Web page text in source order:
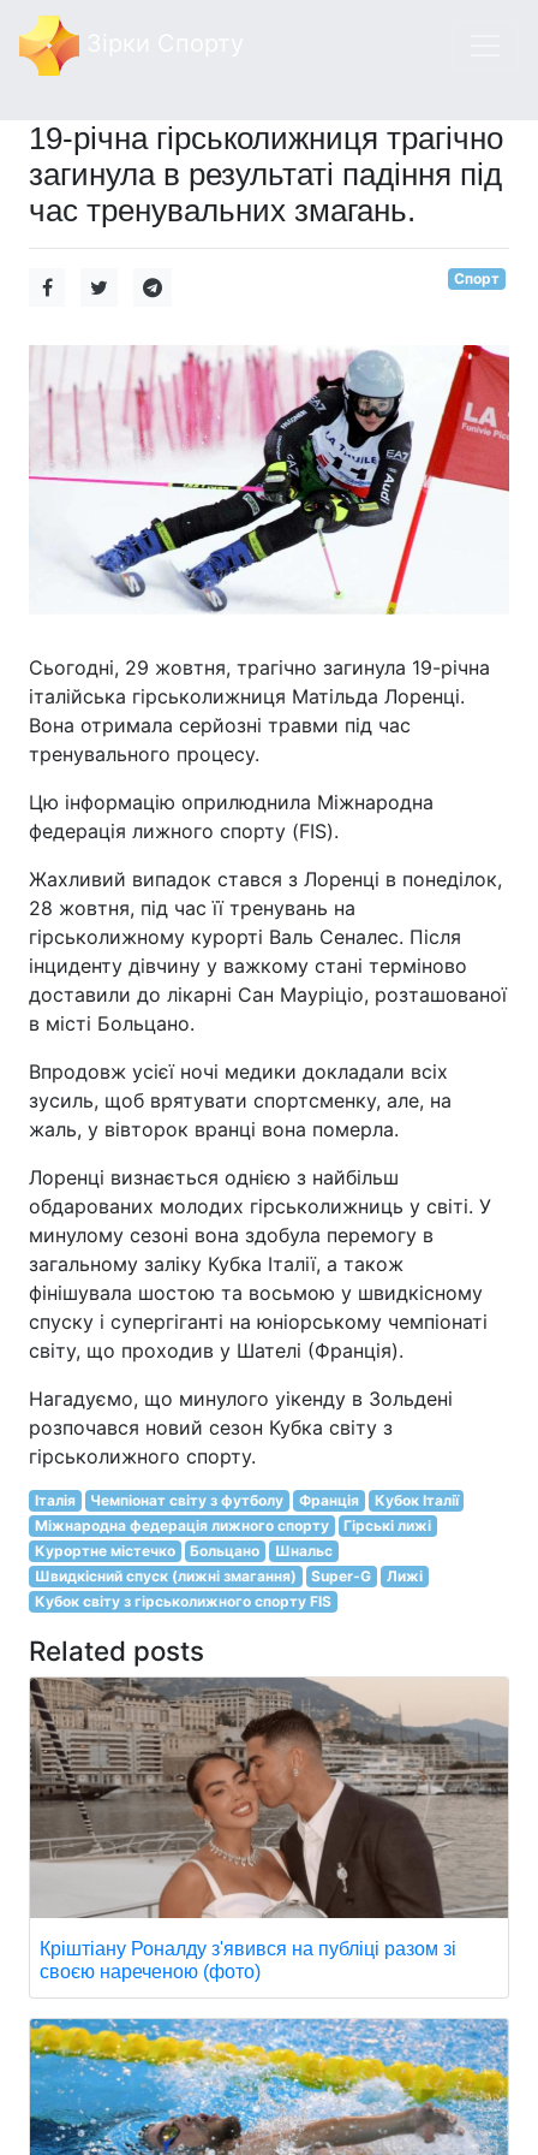
19-річна гірськолижниця трагічно
загинула в результаті падіння під
час тренувальних змагань.
Спорт
Сьогодні, 29 жовтня, трагічно загинула 19-річна
італійська гірськолижниця Матільда Лоренці.
Вона отримала серйозні травми під час
тренувального процесу.
Цю інформацію оприлюднила Міжнародна
федерація лижного спорту (FIS).
Жахливий випадок стався з Лоренці в понеділок,
28 жовтня, під час її тренувань на
гірськолижному курорті Валь Сеналес. Після
інциденту дівчину у важкому стані терміново
доставили до лікарні Сан Мауріціо, розташованої
в місті Больцано.
Впродовж усієї ночі медики докладали всіх
зусиль, щоб врятувати спортсменку, але, на
жаль, у вівторок вранці вона померла.
Лоренці визнається однією з найбільш
обдарованих молодих гірськолижниць у світі. У
минулому сезоні вона здобула перемогу в
загальному заліку Кубка Італії, а також
фінішувала шостою та восьмою у швидкісному
спуску і супергіганті на юніорському чемпіонаті
світу, що проходив у Шателі (Франція).
Нагадуємо, що минулого уікенду в Зольдені
розпочався новий сезон Кубка світу з
гірськолижного спорту.
Італія Чемпіонат світу з футболу Франція
Кубок Італії
Міжнародна федерація лижного спорту
Гірські лижі
Курортне містечко
Больцано
Шнальс
Швидкісний спуск (лижні змагання)
Super-G
Лижі
Кубок світу з гірськолижного спорту FIS
Related posts
Кріштіану Роналду з'явився на публіці разом зі
своєю нареченою (фото)